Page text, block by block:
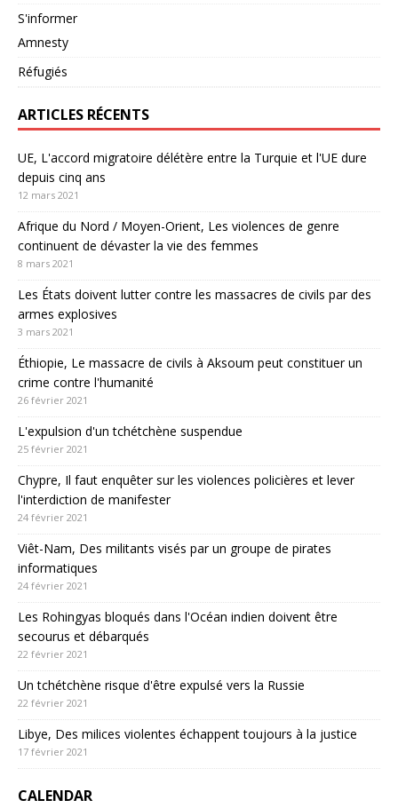
S'informer
Amnesty
Réfugiés
ARTICLES RÉCENTS
UE, L'accord migratoire délétère entre la Turquie et l'UE dure
depuis cinq ans
12 mars 2021
Afrique du Nord / Moyen-Orient, Les violences de genre
continuent de dévaster la vie des femmes
8 mars 2021
Les États doivent lutter contre les massacres de civils par des
armes explosives
3 mars 2021
Éthiopie, Le massacre de civils à Aksoum peut constituer un
crime contre l'humanité
26 février 2021
L'expulsion d'un tchétchène suspendue
25 février 2021
Chypre, Il faut enquêter sur les violences policières et lever
l'interdiction de manifester
24 février 2021
Viêt-Nam, Des militants visés par un groupe de pirates
informatiques
24 février 2021
Les Rohingyas bloqués dans l'Océan indien doivent être
secourus et débarqués
22 février 2021
Un tchétchène risque d'être expulsé vers la Russie
22 février 2021
Libye, Des milices violentes échappent toujours à la justice
17 février 2021
CALENDAR